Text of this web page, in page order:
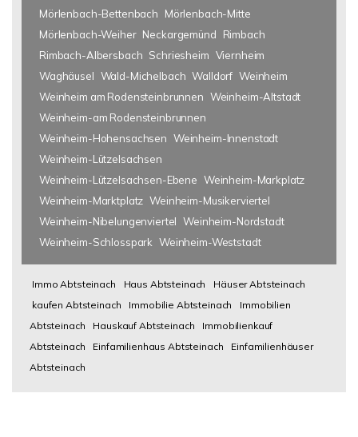
Mörlenbach-Bettenbach
Mörlenbach-Mitte
Mörlenbach-Weiher Neckargemünd
Rimbach
Rimbach-Albersbach Schriesheim Viernheim
Waghäusel Wald-Michelbach Walldorf Weinheim
Weinheim am Rodensteinbrunnen Weinheim-Altstadt
Weinheim-am Rodensteinbrunnen
Weinheim-Hohensachsen Weinheim-Innenstadt
Weinheim-Lützelsachsen
Weinheim-Lützelsachsen-Ebene Weinheim-Markplatz
Weinheim-Marktplatz Weinheim-Musikerviertel
Weinheim-Nibelungenviertel Weinheim-Nordstadt
Weinheim-Schlosspark Weinheim-Weststadt
Immo Abtsteinach Haus Abtsteinach
Häuser Abtsteinach
kaufen Abtsteinach
Immobilie Abtsteinach
Immobilien
Abtsteinach
Hauskauf Abtsteinach
Immobilienkauf
Abtsteinach
Einfamilienhaus Abtsteinach
Einfamilienhäuser
Abtsteinach